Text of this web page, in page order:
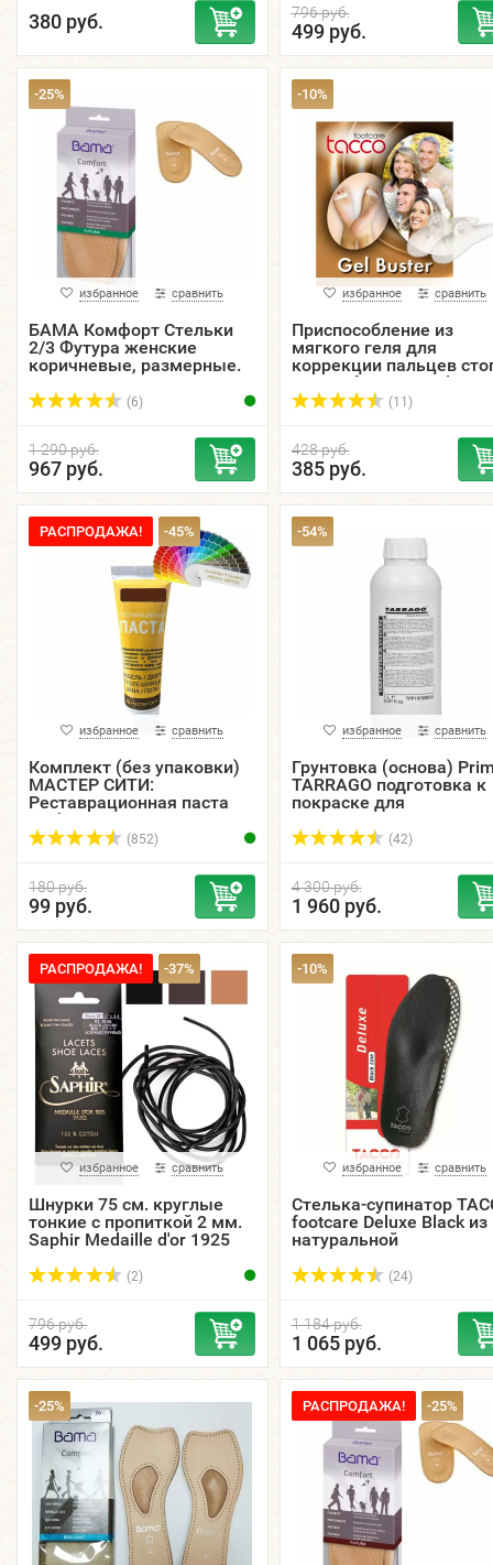
380 руб. 796 руб.
499 руб.
-25%
избранное сравнить
БАМА Комфорт Стельки
2/3 Футура женские
коричневые, размерные.
(6)
1 290 руб.
967 руб.
-10%
избранное сравнить
Приспособление из
мягкого геля для
коррекции пальцев
TACCO footcare Gel-
(11)
428 руб.
385 руб.
РАСПРОДАЖА! -45%
избранное сравнить
Комплект (без упаковки)
МАСТЕР СИТИ:
Реставрационная паста
мебельная 30 мл. цветная
+ шпатель малый.
(852)
180 руб.
99 руб.
-54%
избранное сравнить
Грунтовка (основа)
TARRAGO подготовка к
покраске для
фляжка, 1000 мл.
(42)
4 300 руб.
1 960 руб.
РАСПРОДАЖА! -37%
избранное сравнить
Шнурки 75 см. круглые
тонкие с пропиткой 2 мм.
Saphir Medaille d'or 1925
(2)
796 руб.
499 руб.
-10%
избранное сравнить
Стелька-супинатор
footcare Deluxe Black из
натуральной
(24)
1 184 руб.
1 065 руб.
-25% РАСПРОДАЖА! -25%